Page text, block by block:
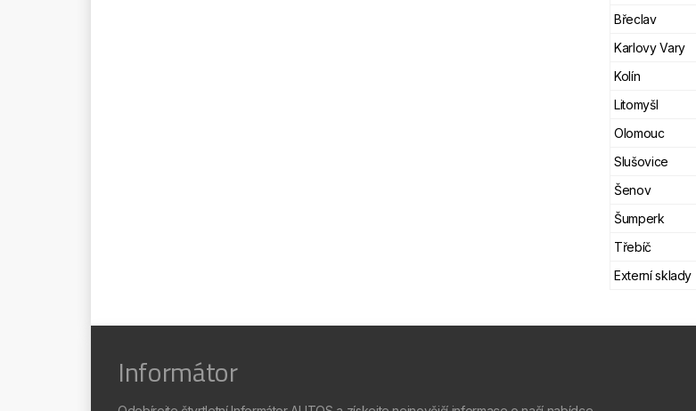
Břeclav
Karlovy Vary
Kolín
Litomyšl
Olomouc
Slušovice
Šenov
Šumperk
Třebíč
Externí sklady
Informátor